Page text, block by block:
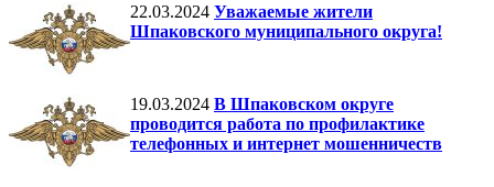
22.03.2024 Уважаемые жители
Шпаковского муниципального округа!
19.03.2024 В Шпаковском округе
проводится работа по профилактике
телефонных и интернет мошенничеств